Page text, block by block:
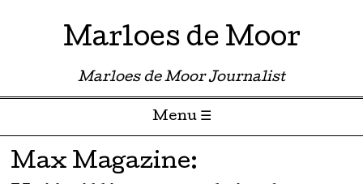
Marloes de Moor
Marloes de Moor Journalist
Menu ☰
Skip to content
Max Magazine: